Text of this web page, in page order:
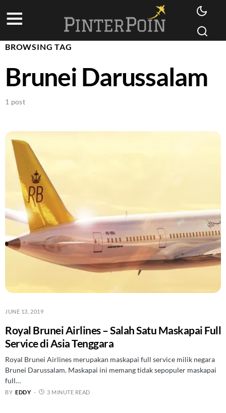
BROWSING TAG
Brunei Darussalam
1 post
JUNE 13, 2019
Royal Brunei Airlines – Salah Satu Maskapai Full
Service di Asia Tenggara
Royal Brunei Airlines merupakan maskapai full service milik negara
Brunei Darussalam. Maskapai ini memang tidak sepopuler maskapai
full…
BY EDDY 3 MINUTE READ